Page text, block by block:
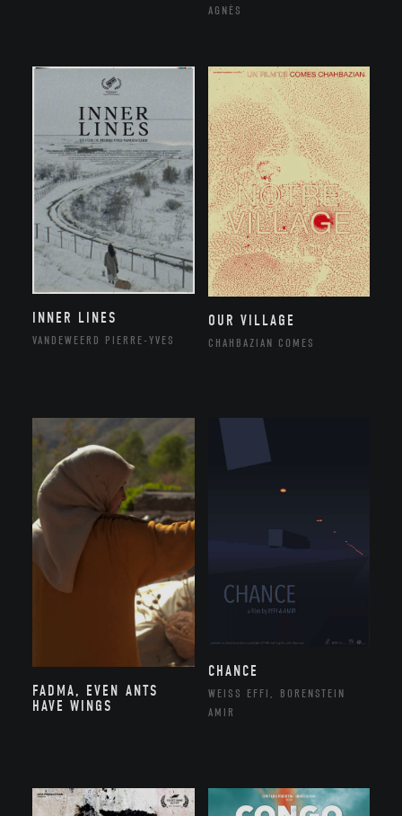
AGNÈS
INNER LINES
VANDEWEERD PIERRE-YVES
OUR VILLAGE
CHAHBAZIAN COMES
FADMA, EVEN ANTS
HAVE WINGS
CHANCE
WEISS EFFI, BORENSTEIN
AMIR